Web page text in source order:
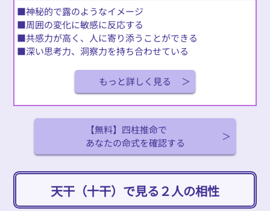
■神秘的で露のようなイメージ
■周囲の変化に敏感に反応する
■共感力が高く、人に寄り添うことができる
■深い思考力、洞察力を持ち合わせている
もっと詳しく見る
【無料】四柱推命で
あなたの命式を確認する
天干（十干）で見る２人の相性